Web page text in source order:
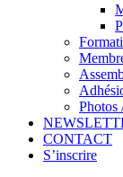
Photos
CONTACT
S’inscrire